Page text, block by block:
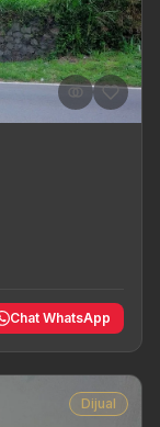
Chat WhatsApp
Dijual